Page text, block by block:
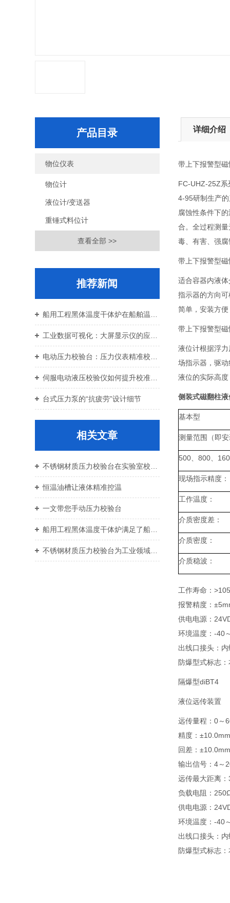
产品目录
物位仪表
物位计
液位计/变送器
重锤式料位计
查看全部 >>
推荐新闻
伺服电动液压校验仪如何提升校准效率与重复性
台式压力泵的“抗疲劳”设计细节
相关文章
恒温油槽让液体精准控温
一文带您手动压力校验台
船用工程黑体温度干体炉满足了船舶工程对于热能的需求
不锈钢材质压力校验台为工业领域提供了重要支持
详细介绍
带上下报警型
FC-UHZ-25Z系
4-95研制生产
腐蚀性条件下
合。全过程测
毒、有害、强
带上下报警型
适合容器内液
指示器的方向
简单，安装方
带上下报警型
液位计根据浮
场指示器，驱
液位的实际高
侧装式磁翻柱液
基本型
测量范围（即
500、800、
现场指示精度：
工作温度：
介质密度差：
介质密度：
介质稳波：
工作寿命：
报警精度：
供电电源：
环境温度：-40
出线口接头：
防爆型式标志
隔爆型diBT4
液位远传装置
远传量程：0～
精度：±10.0mm
回差：±10.0mm
输出信号：4～
远传最大距离
负载电阻：
供电电源：
环境温度：-40
出线口接头：
防爆型式标志